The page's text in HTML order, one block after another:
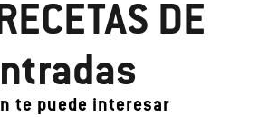
DE
te puede interesar